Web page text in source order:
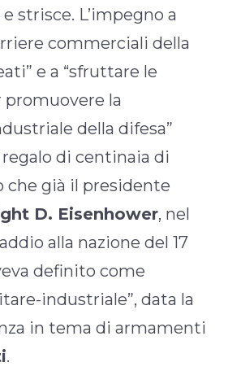
strisce. L’impegno a
commerciali della
e a “sfruttare le
la
della difesa”
di centinaia di
che già il presidente
D. Eisenhower, nel
alla nazione del 17
definito come
industriale”, data la
in tema di armamenti
.